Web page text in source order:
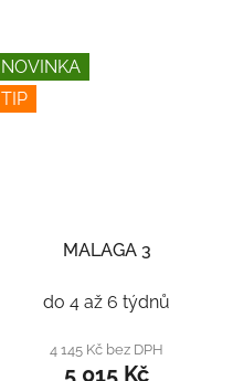
NOVINKA
TIP
MALAGA 3
do 4 až 6 týdnů
4 145 Kč bez DPH
5 015 Kč